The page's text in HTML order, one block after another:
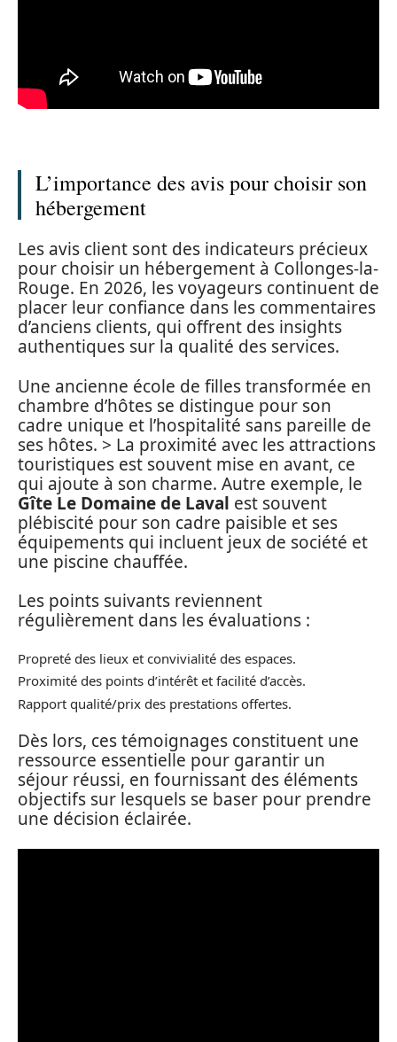
L’importance des avis pour choisir son
hébergement
Les avis client sont des indicateurs précieux
pour choisir un hébergement à Collonges-la-
Rouge. En 2026, les voyageurs continuent de
placer leur confiance dans les commentaires
d’anciens clients, qui offrent des insights
authentiques sur la qualité des services.
Une ancienne école de filles transformée en
chambre d’hôtes se distingue pour son
cadre unique et l’hospitalité sans pareille de
ses hôtes. > La proximité avec les attractions
touristiques est souvent mise en avant, ce
qui ajoute à son charme. Autre exemple, le
Gîte Le Domaine de Laval est souvent
plébiscité pour son cadre paisible et ses
équipements qui incluent jeux de société et
une piscine chauffée.
Les points suivants reviennent
régulièrement dans les évaluations :
Propreté des lieux et convivialité des espaces.
Proximité des points d’intérêt et facilité d’accès.
Rapport qualité/prix des prestations offertes.
Dès lors, ces témoignages constituent une
ressource essentielle pour garantir un
séjour réussi, en fournissant des éléments
objectifs sur lesquels se baser pour prendre
une décision éclairée.